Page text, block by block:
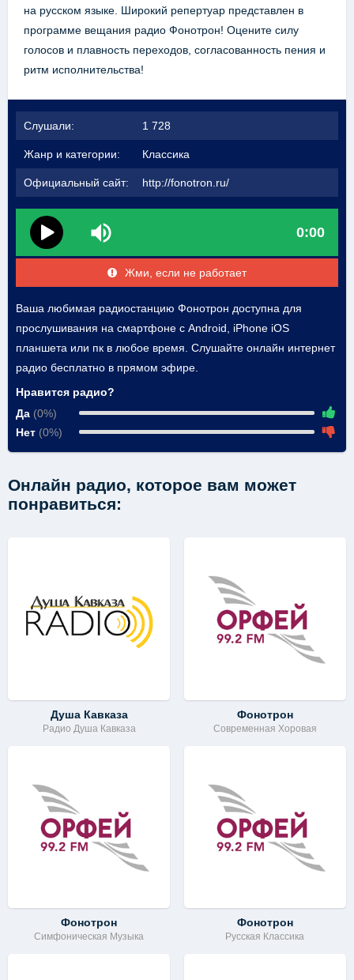
на русском языке. Широкий репертуар представлен в
программе вещания радио Фонотрон! Оцените силу
голосов и плавность переходов, согласованность пения и
ритм исполнительства!
Слушали: 1 728
Жанр и категории: Классика
Официальный сайт: http://fonotron.ru/
0:00
Жми, если не работает
Ваша любимая радиостанцию Фонотрон доступна для
прослушивания на смартфоне с Android, iPhone iOS
планшета или пк в любое время. Слушайте онлайн интернет
радио бесплатно в прямом эфире.
Нравится радио?
Да (0%)
Нет (0%)
Онлайн радио, которое вам может
понравиться:
Душа Кавказа
Радио Душа Кавказа
Фонотрон
Современная Хоровая
Фонотрон
Симфоническая Музыка
Фонотрон
Русская Классика